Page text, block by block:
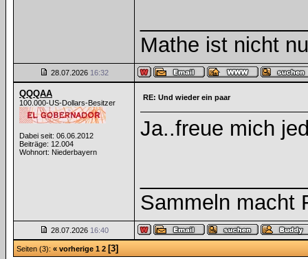
Mathe ist nicht
28.07.2026 16:32
QQQAA
100.000-US-Dollars-Besitzer
Dabei seit: 06.06.2012
Beiträge: 12.004
Wohnort: Niederbayern
RE: Und wieder ein paar
Ja..freue mich
Sammeln macht
28.07.2026 16:40
Seiten (3): « vorherige 1 2 [3]